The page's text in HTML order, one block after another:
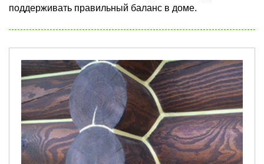
поддерживать правильный баланс в доме.